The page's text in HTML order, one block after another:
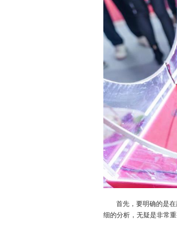
首先，要明确的是
细的分析，无疑是非常重